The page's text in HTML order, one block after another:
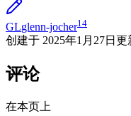
GLglenn-jocher14
创建于 2025年1月27日 更
评论
在本页上